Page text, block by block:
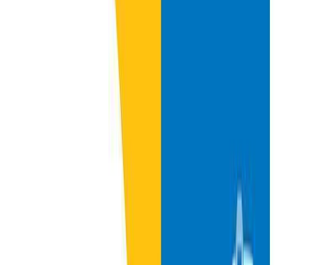
Δώρο για κάποιον ξεχωριστό
Χάρισε απεριόριστες ακροάσεις βιβλίων στους αγαπημένους σου.
Αγόρασε online και στείλε ψηφιακά τη δωροκάρτα.